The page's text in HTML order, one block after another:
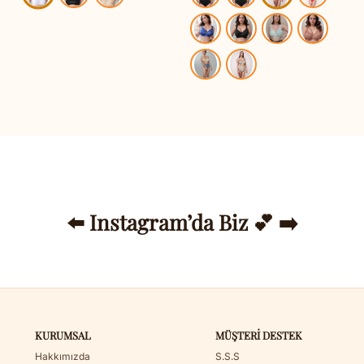
⬅️ Instagram’da Biz 💕 ➡️
KURUMSAL
Hakkımızda
MÜŞTERI DESTEK
S.S.S